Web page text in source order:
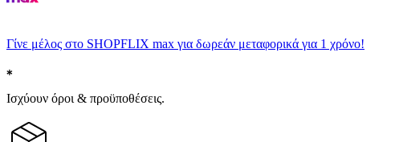
Γίνε μέλος στο SHOPFLIX max για δωρεάν μεταφορικά για 1 χρόνο!
Ισχύουν όροι & προϋποθέσεις.